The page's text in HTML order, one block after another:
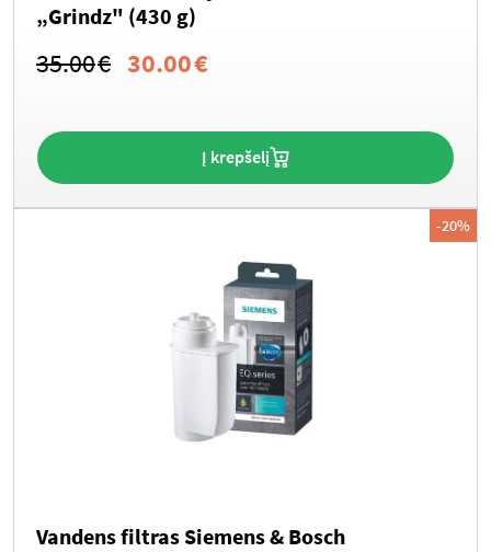
„Grindz" (430 g)
35.00€ Original
was:
35.00€.
30.00€Current
is:
30.00€.
Į krepšelį
-20%
Vandens filtras Siemens & Bosch